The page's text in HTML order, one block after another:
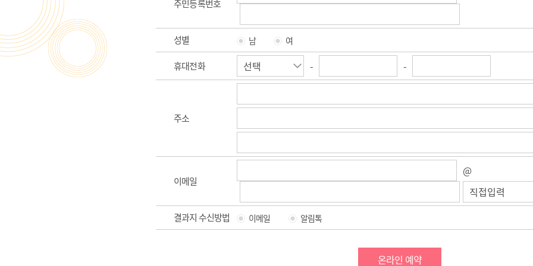
주민등록번호
성별 남 여
휴대전화 - -
주소
이메일
@
결과지 수신방법 이메일 알림톡
온라인 예약